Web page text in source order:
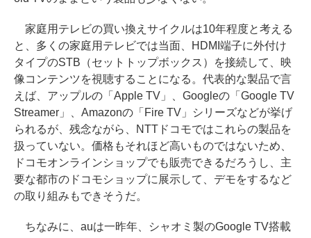
家庭用テレビの買い換えサイクルは10年程度と考える
と、多くの家庭用テレビでは当面、HDMI端子に外付け
タイプのSTB（セットトップボックス）を接続して、映
像コンテンツを視聴することになる。代表的な製品で言
えば、アップルの「Apple TV」、Googleの「Google TV
Streamer」、Amazonの「Fire TV」シリーズなどが挙げ
られるが、残念ながら、NTTドコモではこれらの製品を
扱っていない。価格もそれほど高いものではないため、
ドコモオンラインショップでも販売できるだろうし、主
要な都市のドコモショップに展示して、デモをするなど
の取り組みもできそうだ。
ちなみに、auは一昨年、シャオミ製のGoogle TV搭載